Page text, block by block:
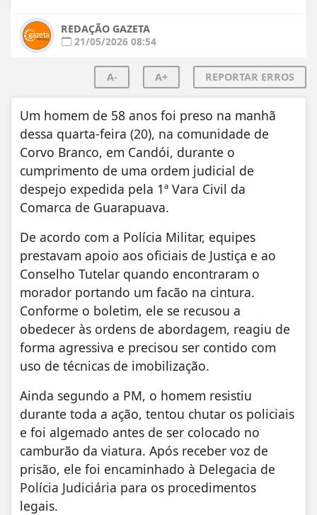
REDAÇÃO GAZETA
21/05/2026 08:54
A- A+ REPORTAR ERROS
Um homem de 58 anos foi preso na manhã
dessa quarta-feira (20), na comunidade de
Corvo Branco, em Candói, durante o
cumprimento de uma ordem judicial de
despejo expedida pela 1ª Vara Civil da
Comarca de Guarapuava.
De acordo com a Polícia Militar, equipes
prestavam apoio aos oficiais de Justiça e ao
Conselho Tutelar quando encontraram o
morador portando um facão na cintura.
Conforme o boletim, ele se recusou a
obedecer às ordens de abordagem, reagiu de
forma agressiva e precisou ser contido com
uso de técnicas de imobilização.
Ainda segundo a PM, o homem resistiu
durante toda a ação, tentou chutar os policiais
e foi algemado antes de ser colocado no
camburão da viatura. Após receber voz de
prisão, ele foi encaminhado à Delegacia de
Polícia Judiciária para os procedimentos
legais.